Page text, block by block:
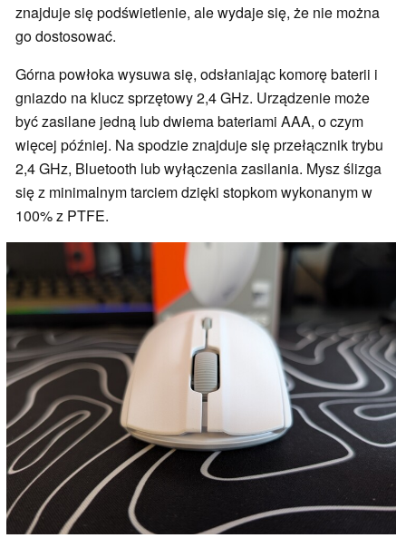
znajduje się podświetlenie, ale wydaje się, że nie można
go dostosować.
Górna powłoka wysuwa się, odsłaniając komorę baterii i
gniazdo na klucz sprzętowy 2,4 GHz. Urządzenie może
być zasilane jedną lub dwiema bateriami AAA, o czym
więcej później. Na spodzie znajduje się przełącznik trybu
2,4 GHz, Bluetooth lub wyłączenia zasilania. Mysz ślizga
się z minimalnym tarciem dzięki stopkom wykonanym w
100% z PTFE.